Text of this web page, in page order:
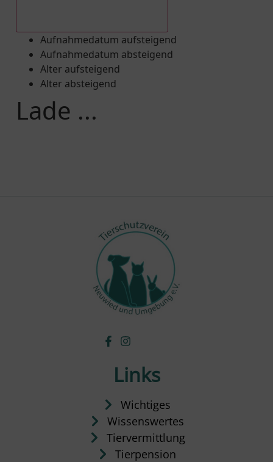
Aufnahmedatum aufsteigend
Aufnahmedatum absteigend
Alter aufsteigend
Alter absteigend
Lade ...
Links
Wichtiges
Wissenswertes
Tiervermittlung
Tierpension